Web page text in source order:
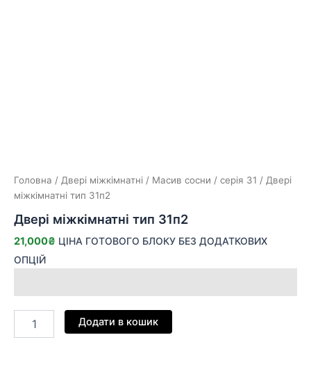
Головна / Двері міжкімнатні / Масив сосни / серія 31 / Двері
міжкімнатні тип 31п2
Двері міжкімнатні тип 31п2
21,000₴ ЦІНА ГОТОВОГО БЛОКУ БЕЗ ДОДАТКОВИХ
ОПЦІЙ
Додати в кошик